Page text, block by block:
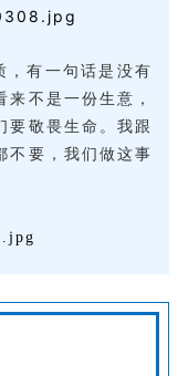
，有一句话是没有
不是一份生意，
要敬畏生命。我跟
不要，我们做这事